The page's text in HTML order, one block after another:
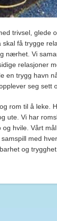
trivsel, glede
få trygge
nærhet. Vi
relasjoner
en trygg havn
seg sett
rom til å leke.
ute. Vi har
hvile. Vårt
med
og trygghet.